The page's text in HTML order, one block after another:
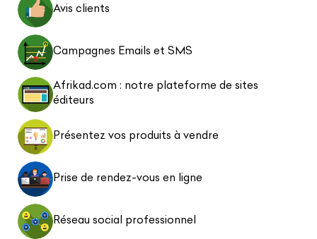
Avis clients
Campagnes Emails et SMS
Afrikad.com : notre plateforme de sites
éditeurs
Présentez vos produits à vendre
Prise de rendez-vous en ligne
Réseau social professionnel